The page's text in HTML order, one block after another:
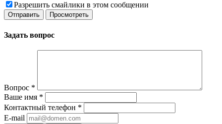
Разрешить смайлики в этом сообщении
Задать вопрос
Вопрос *
Ваше имя *
Контактный телефон *
E-mail